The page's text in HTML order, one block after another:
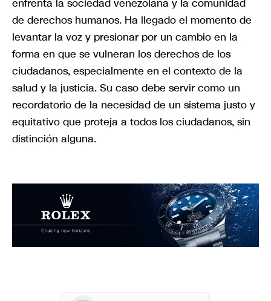
enfrenta la sociedad venezolana y la comunidad
de derechos humanos. Ha llegado el momento de
levantar la voz y presionar por un cambio en la
forma en que se vulneran los derechos de los
ciudadanos, especialmente en el contexto de la
salud y la justicia. Su caso debe servir como un
recordatorio de la necesidad de un sistema justo y
equitativo que proteja a todos los ciudadanos, sin
distinción alguna.